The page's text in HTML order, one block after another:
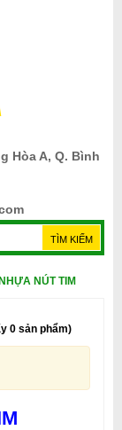
Hòa A, Q. Bình
NÚT TIM
0 sản phẩm)